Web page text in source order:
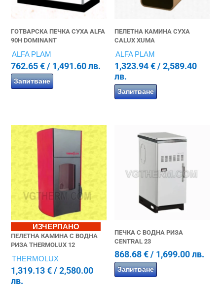
ГОТВАРСКА ПЕЧКА СУХА ALFA
90H DOMINANT
ALFA PLAM
762.65€ / 1,491.60 лв.
Запитване
ПЕЛЕТНА КАМИНА СУХА
CALUX XUMA
ALFA PLAM
1,323.94€/ 2,589.40
лв.
Запитване
ИЗЧЕРПАНО
ПЕЛЕТНА КАМИНА С ВОДНА
РИЗА THERMOLUX 12
THERMOLUX
1,319.13€ / 2,580.00
лв.
ПЕЧКА С ВОДНА РИЗА
CENTRAL 23
868.68€/ 1,699.00 лв.
Запитване